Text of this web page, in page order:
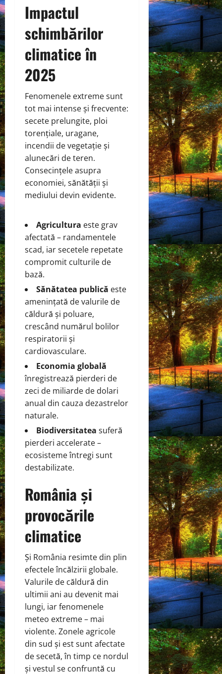
Impactul
schimbărilor
climatice în
2025
Fenomenele extreme sunt
tot mai intense și frecvente:
secete prelungite, ploi
torențiale, uragane,
incendii de vegetație și
alunecări de teren.
Consecințele asupra
economiei, sănătății și
mediului devin evidente.
Agricultura este grav
afectată – randamentele
scad, iar secetele repetate
compromit culturile de
bază.
Sănătatea publică este
amenințată de valurile de
căldură și poluare,
crescând numărul bolilor
respiratorii și
cardiovasculare.
Economia globală
înregistrează pierderi de
zeci de miliarde de dolari
anual din cauza dezastrelor
naturale.
Biodiversitatea suferă
pierderi accelerate –
ecosisteme întregi sunt
destabilizate.
România și
provocările
climatice
Și România resimte din plin
efectele încălzirii globale.
Valurile de căldură din
ultimii ani au devenit mai
lungi, iar fenomenele
meteo extreme – mai
violente. Zonele agricole
din sud și est sunt afectate
de secetă, în timp ce nordul
și vestul se confruntă cu